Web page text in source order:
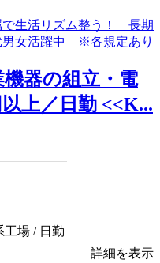
機器の組立・電
上／日勤 <<K...
工場 / 日勤
詳細を表示